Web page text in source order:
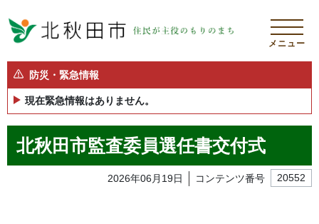
メニュー
防災・緊急情報
現在緊急情報はありません。
北秋田市監査委員選任書交付式
2026年06月19日 コンテンツ番号 20552